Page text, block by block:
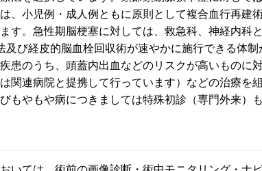
、小児例・成人例ともに原則として複合血行再建
す。急性期脳梗塞に対しては、救急科、神経内科
及び経皮的脳血栓回収術が速やかに施行できる体
患のうち、頭蓋内出血などのリスクが高いものに
は関連病院と提携して行っています）などの治療を
もやもや病につきましては特殊初診（専門外来）